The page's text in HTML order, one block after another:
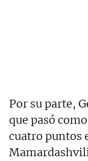
Por su parte,
que pasó
cuatro puntos